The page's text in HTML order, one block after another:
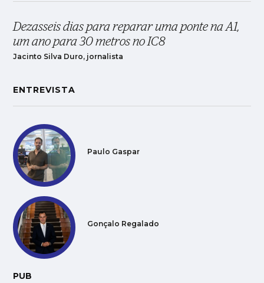
Dezasseis dias para reparar uma ponte na A1,
um ano para 30 metros no IC8
Jacinto Silva Duro, jornalista
ENTREVISTA
Paulo Gaspar
Gonçalo Regalado
PUB